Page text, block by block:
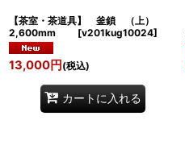
【茶室・茶道具】 釜鎖 （上）
2,600mm
[v201kug10024]
13,000円 (税込)
カートに入れる